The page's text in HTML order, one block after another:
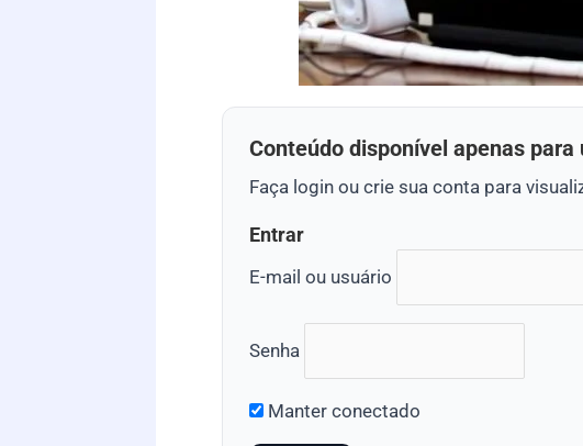
Conteúdo disponível apenas
Faça login ou crie sua conta para
Entrar
E-mail ou usuário
Senha
Manter conectado